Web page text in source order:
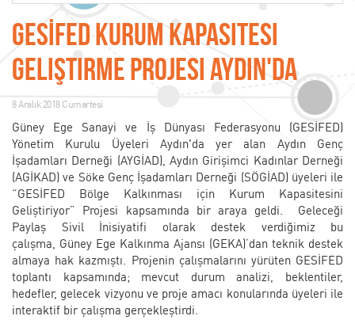
GESİFED Kurum Kapasitesi
Geliştirme Projesi Aydın'da
8 Aralık 2018 Cumartesi
Güney Ege Sanayi ve İş Dünyası Federasyonu (GESİFED)
Yönetim Kurulu Üyeleri Aydın'da yer alan Aydın Genç
İşadamları Derneği (AYGİAD), Aydın Girişimci Kadınlar Derneği
(AGİKAD) ve Söke Genç İşadamları Derneği (SÖGİAD) üyeleri ile
“GESİFED Bölge Kalkınması için Kurum Kapasitesini
Geliştiriyor” Projesi kapsamında bir araya geldi. Geleceği
Paylaş Sivil İnisiyatifi olarak destek verdiğimiz bu
çalışma, Güney Ege Kalkınma Ajansı (GEKA)’dan teknik destek
almaya hak kazmıştı. Projenin çalışmalarını yürüten GESİFED
toplantı kapsamında; mevcut durum analizi, beklentiler,
hedefler, gelecek vizyonu ve proje amacı konularında üyeleri ile
interaktif bir çalışma gerçekleştirdi.